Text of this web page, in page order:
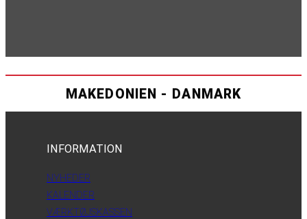
MAKEDONIEN - DANMARK
INFORMATION
NYHEDER
KALENDER
VÆRKTØJSKASSEN